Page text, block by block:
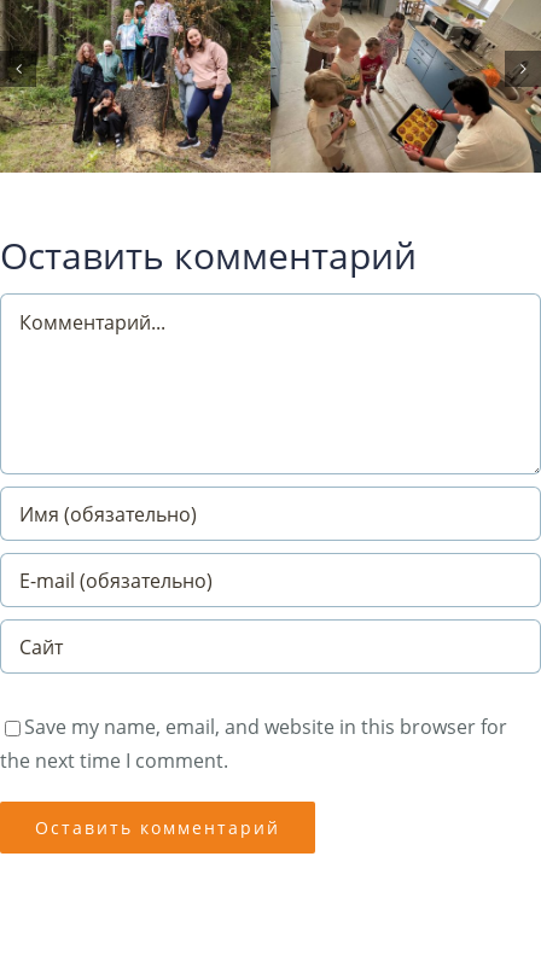
Оставить комментарий
Comment
Save my name, email, and website in this browser for
the next time I comment.